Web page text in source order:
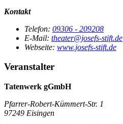
Kontakt
Telefon: 09306 - 209208
E-Mail: theater@josefs-stift.de
Webseite: www.josefs-stift.de
Veranstalter
Tatenwerk gGmbH
Pfarrer-Robert-Kümmert-Str. 1
97249 Eisingen